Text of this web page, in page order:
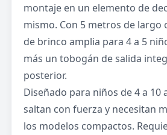
montaje en un elemento de
mismo. Con 5 metros de largo
de brinco amplia para 4 a 5
más un tobogán de salida
posterior.
Diseñado para niños de 4 a 10
saltan con fuerza y necesitan
los modelos compactos.